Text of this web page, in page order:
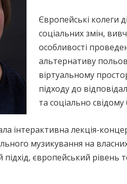
Європейські колеги
соціальних змін,
особливості
альтернативу
віртуальному
підходу до
та соціально свідому
інтерактивна лекція-
музикування на
підхід, європейський